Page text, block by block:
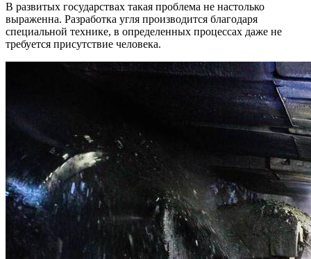
В развитых государствах такая проблема не настолько
выраженна. Разработка угля производится благодаря
специальной технике, в определенных процессах даже не
требуется присутствие человека.